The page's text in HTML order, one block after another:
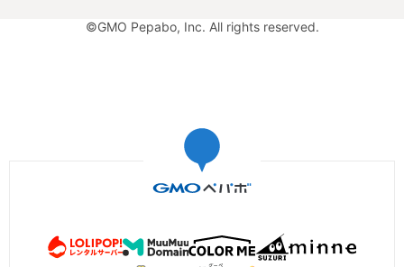
©GMO Pepabo, Inc. All rights reserved.